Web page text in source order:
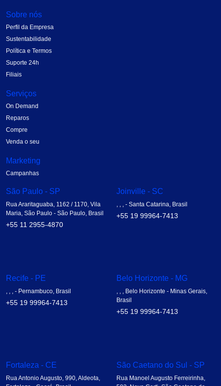
Sobre nós
Perfil da Empresa
Sustentabilidade
Política e Termos
Suporte 24h
Filiais
Serviços
On Demand
Reparos
Compre
Venda o seu
Marketing
Campanhas
São Paulo - SP
Rua Araritaguaba, 1162 / 1170, Vila
Maria, São Paulo - São Paulo, Brasil
+55 11 2955-4870
Joinville - SC
, , , - Santa Catarina, Brasil
+55 19 99964-7413
Recife - PE
, , , - Pernambuco, Brasil
+55 19 99964-7413
Belo Horizonte - MG
, , , Belo Horizonte - Minas Gerais,
Brasil
+55 19 99964-7413
Fortaleza - CE
Rua Antonio Augusto, 990, Aldeota,
São Caetano do Sul - SP
Rua Manoel Augusto Ferreirinha,